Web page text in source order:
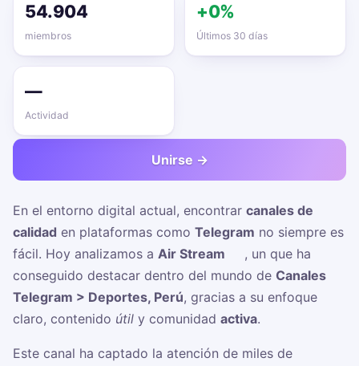
54.904
miembros
+0%
Últimos 30 días
—
Actividad
Unirse →
En el entorno digital actual, encontrar canales de
calidad en plataformas como Telegram no siempre es
fácil. Hoy analizamos a Air Stream ⚽️ , un que ha
conseguido destacar dentro del mundo de Canales
Telegram > Deportes, Perú, gracias a su enfoque
claro, contenido útil y comunidad activa.
Este canal ha captado la atención de miles de